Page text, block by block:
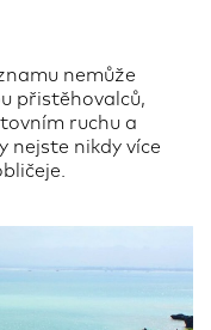
nemůže
přistěhovalců,
ruchu a
nejste nikdy více